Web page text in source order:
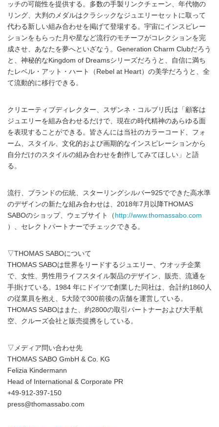
ッチの可能性を提供する。多数の手製リンクチェーン、年代物の
リング、大判のメダルはクラシックなジュエリーセットに取って
代わる新しい組み合わせを掲げて登場する。宇宙にインスピレー
ションをもらった月や星など流行のモチーフがコレクションを完
成させ、あなたを夢へといざなう。Generation Charm Clubだろう
と、神秘的なKingdom of Dreamsシリーズだろうと、自信に満ち
たレベル・アット・ハート（Rebel at Heart）の美学だろうと、全
て流動的に移行できる。
クリエーティブディレクター、スザンネ・コルブリ氏は「顧客は
ジュエリーを組み合わせるだけで、現在の時代精神のあらゆる面
を表現することができる。皆さんには当社のカラーコード、フォ
ーム、スタイル、文化的および画期的なインスピレーションから
自分だけのスタイルの組み合わせを創作してみてほしい」と語
る。
流行、ブランドの伝統、スターリングシルバー925でできた高水準
のデザインの新たな組み合わせは、2018年7月以降THOMAS
SABOのショップ、ウェブサイト（ http://www.thomassabo.com
）、セレクトパートナーでチェックできる。
▽THOMAS SABOについて
THOMAS SABOは世界をリードするジュエリー、ウオッチ企業
で、女性、男性用ライフスタイル製品のデザイン、販売、流通を
手掛けている。1984 年にドイツで創業した同社は、合計約1860人
の従業員を抱え、5大陸で300前後の店舗を運営している。
THOMAS SABOはまた、約2800の取引パートナーおよび大手航
空、クルーズ会社と販売提携をしている。
▽メディア問い合わせ先
THOMAS SABO GmbH & Co. KG
Felizia Kindermann
Head of International & Corporate PR
+49-912-397-150
press@thomassabo.com